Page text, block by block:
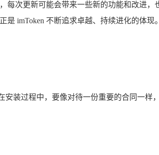
每次更新可能会带来一些新的功能和改进
imToken 不断追求卓越、持续进化的体现。
安装过程中，要像对待一份重要的合同一